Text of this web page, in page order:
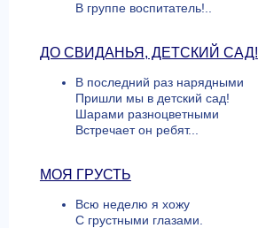
В группе воспитатель!..
ДО СВИДАНЬЯ, ДЕТСКИЙ САД!
В последний раз нарядными
Пришли мы в детский сад!
Шарами разноцветными
Встречает он ребят...
МОЯ ГРУСТЬ
Всю неделю я хожу
С грустными глазами.